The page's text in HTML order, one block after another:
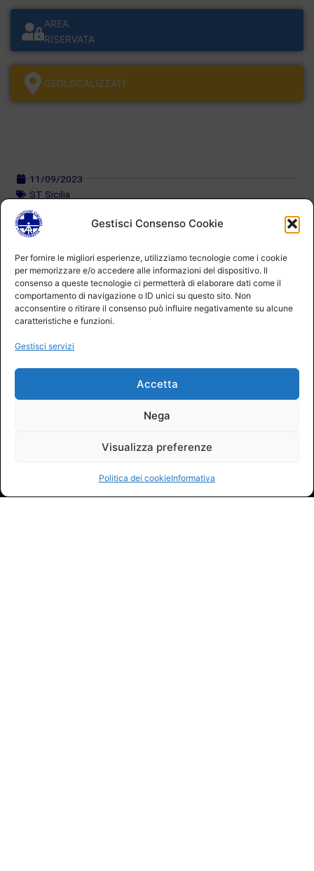
Gestisci Consenso Cookie
Per fornire le migliori esperienze, utilizziamo tecnologie come i cookie
per memorizzare e/o accedere alle informazioni del dispositivo. Il
consenso a queste tecnologie ci permetterà di elaborare dati come il
comportamento di navigazione o ID unici su questo sito. Non
acconsentire o ritirare il consenso può influire negativamente su alcune
caratteristiche e funzioni.
Gestisci servizi
Accetta
Nega
Visualizza preferenze
Politica dei cookieInformativa
AREA
RISERVATA
GEOLOCALÌZZATI
11/09/2023
ST Sicilia